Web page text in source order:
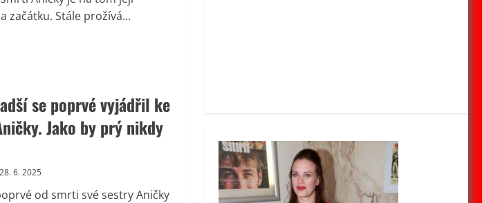
začátku. Stále prožívá...
se poprvé vyjádřil ke
Jako by prý nikdy
28. 6. 2025
od smrti své sestry Aničky